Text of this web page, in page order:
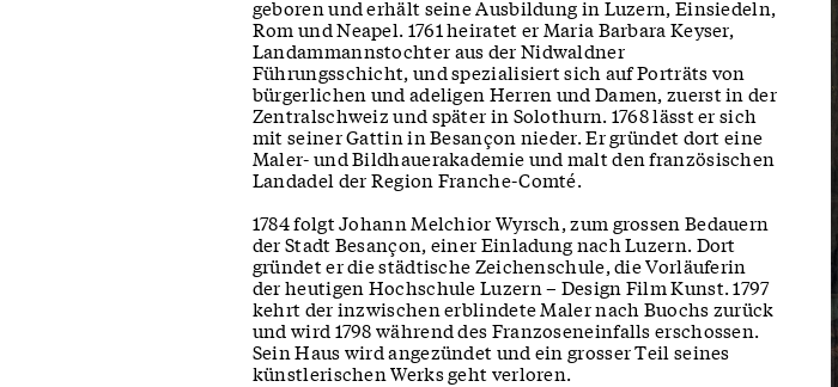
geboren und erhält seine Ausbildung in Luzern, Einsiedeln,
Rom und Neapel. 1761 heiratet er Maria Barbara Keyser,
Landammannstochter aus der Nidwaldner
Führungsschicht, und spezialisiert sich auf Porträts von
bürgerlichen und adeligen Herren und Damen, zuerst in der
Zentralschweiz und später in Solothurn. 1768 lässt er sich
mit seiner Gattin in Besançon nieder. Er gründet dort eine
Maler- und Bildhauerakademie und malt den französischen
Landadel der Region Franche-Comté.
1784 folgt Johann Melchior Wyrsch, zum grossen Bedauern
der Stadt Besançon, einer Einladung nach Luzern. Dort
gründet er die städtische Zeichenschule, die Vorläuferin
der heutigen Hochschule Luzern – Design Film Kunst. 1797
kehrt der inzwischen erblindete Maler nach Buochs zurück
und wird 1798 während des Franzoseneinfalls erschossen.
Sein Haus wird angezündet und ein grosser Teil seines
künstlerischen Werks geht verloren.